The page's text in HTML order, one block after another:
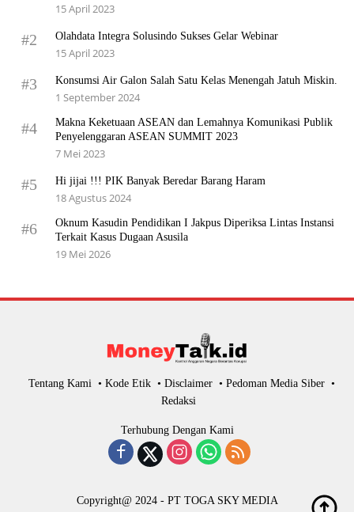
15 April 2023
#2 Olahdata Integra Solusindo Sukses Gelar Webinar
15 April 2023
#3 Konsumsi Air Galon Salah Satu Kelas Menengah Jatuh Miskin.
1 September 2024
#4
Makna Keketuaan ASEAN dan Lemahnya Komunikasi Publik
Penyelenggaran ASEAN SUMMIT 2023
7 Mei 2023
#5 Hi jijai !!! PIK Banyak Beredar Barang Haram
18 Agustus 2024
#6
Oknum Kasudin Pendidikan I Jakpus Diperiksa Lintas Instansi
Terkait Kasus Dugaan Asusila
19 Mei 2026
Tentang Kami Kode Etik Disclaimer
Pedoman Media Siber
Redaksi
Terhubung Dengan Kami
Copyright@ 2024 - PT TOGA SKY MEDIA